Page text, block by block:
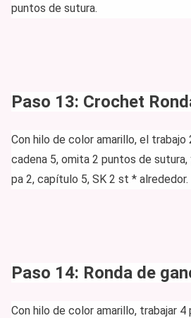
puntos de sutura.
Paso 13: Crochet
Con hilo de color amarillo, el
cadena 5, omita 2 puntos de sutura,
pa 2, capítulo 5, SK 2 st * alrededor.
Paso 14: Ronda de
Con hilo de color amarillo, trabajar 4